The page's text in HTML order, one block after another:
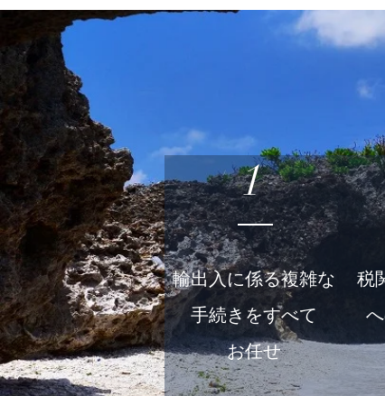
1
輸出入に係る複雑な
手続きをすべて
お任せ
税